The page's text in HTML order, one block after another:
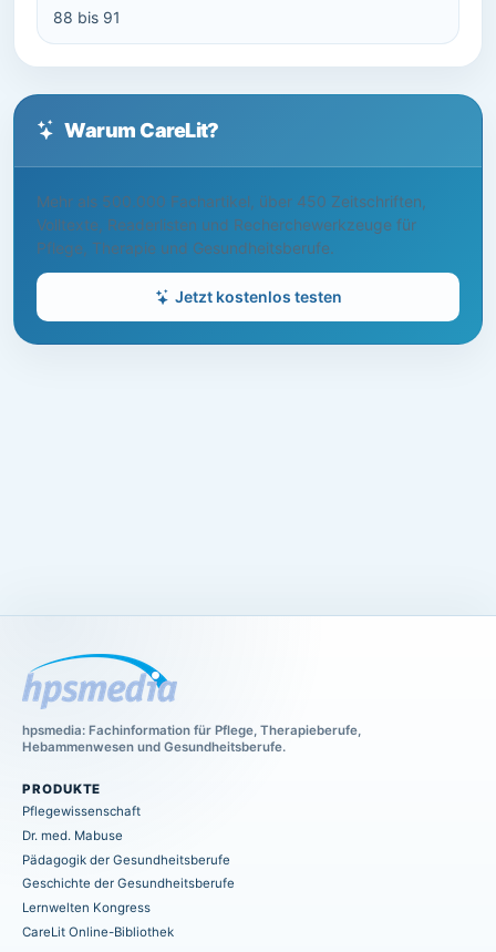
88 bis 91
Warum CareLit?
Mehr als 500.000 Fachartikel, über 450 Zeitschriften,
Volltexte, Readerlisten und Recherchewerkzeuge für
Pflege, Therapie und Gesundheitsberufe.
Jetzt kostenlos testen
hpsmedia: Fachinformation für Pflege, Therapieberufe,
Hebammenwesen und Gesundheitsberufe.
PRODUKTE
Pflegewissenschaft
Dr. med. Mabuse
Pädagogik der Gesundheitsberufe
Geschichte der Gesundheitsberufe
Lernwelten Kongress
CareLit Online-Bibliothek